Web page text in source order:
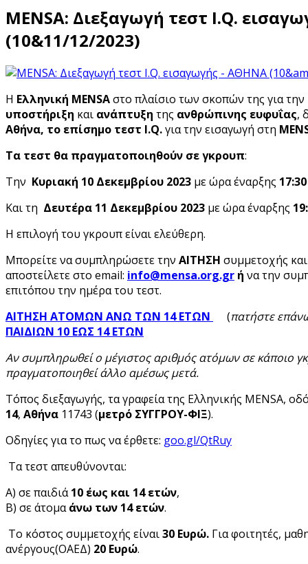
MENSA: Διεξαγωγή τεστ I.Q.
(10&11/12/2023)
Η Ελληνική MENSAστο πλαίσιο των σκοπών της για την
υποστήριξη και ανάπτυξη της ανθρώπινης ευφυΐας,
Αθήνα, το επίσημο τεστ I.Q.για την εισαγωγή στη
Τα τεστ θα πραγματοποιηθούν σε γκρουπ:
Την Κυριακή 10 Δεκεμβρίου 2023 με ώρα έναρξης 17:30
Και τη Δευτέρα 11 Δεκεμβρίου 2023 με ώρα έναρξης
Η επιλογή του γκρουπ είναι ελεύθερη.
Μπορείτε να συμπληρώσετε την ΑΙΤΗΣΗ συμμετοχής
αποστείλετε στο email: info@mensa.org.gr ή να την
επιτόπου την ημέρα του τεστ.
ΑΙΤΗΣΗ ΑΤΟΜΩΝ ΑΝΩ ΤΩΝ 14 ΕΤΩΝ
(πατήστε
ΠΑΙΔΙΩΝ 10 ΕΩΣ 14 ΕΤΩΝ
Αν συμπληρωθεί ο μέγιστος αριθμός ατόμων σε κάποιο
πραγματοποιηθεί άλλο αμέσως μετά.
Τόπος διεξαγωγής, τα γραφεία της Ελληνικής MENSA,
14, Αθήνα 11743 (μετρό ΣΥΓΓΡΟΥ-ΦΙΞ).
Οδηγίες για το πως να έρθετε: goo.gl/QtRuy
Τα τεστ απευθύνονται:
Α) σε παιδιά10 έως και 14 ετών,
Β) σε άτομαάνω των 14 ετών.
Το κόστος συμμετοχής είναι30 Ευρώ. Για φοιτητές,
ανέργους(ΟΑΕΔ) 20 Ευρώ.